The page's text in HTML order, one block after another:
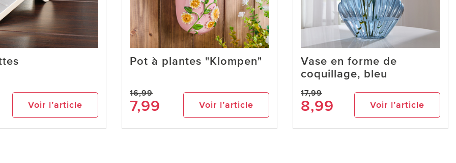
Voir l’article
Pot à plantes "Klompen"
16,99
7,99 Voir l’article
Vase en forme de
coquillage, bleu
17,99
8,99 Voir l’article